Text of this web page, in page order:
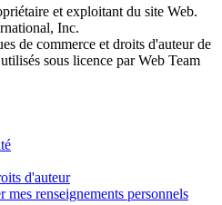
et exploitant du site Web.
Inc.
de commerce et droits d'auteur de
sous licence par Web Team
d'auteur
mes renseignements personnels